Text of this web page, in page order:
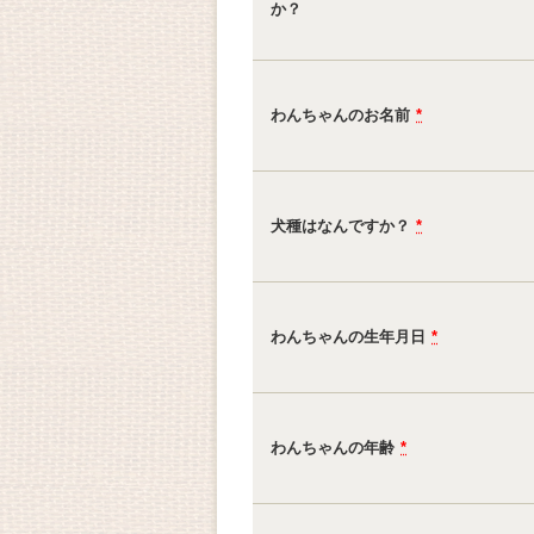
か？
わんちゃんのお名前 *
犬種はなんですか？ *
わんちゃんの生年月日 *
わんちゃんの年齢 *